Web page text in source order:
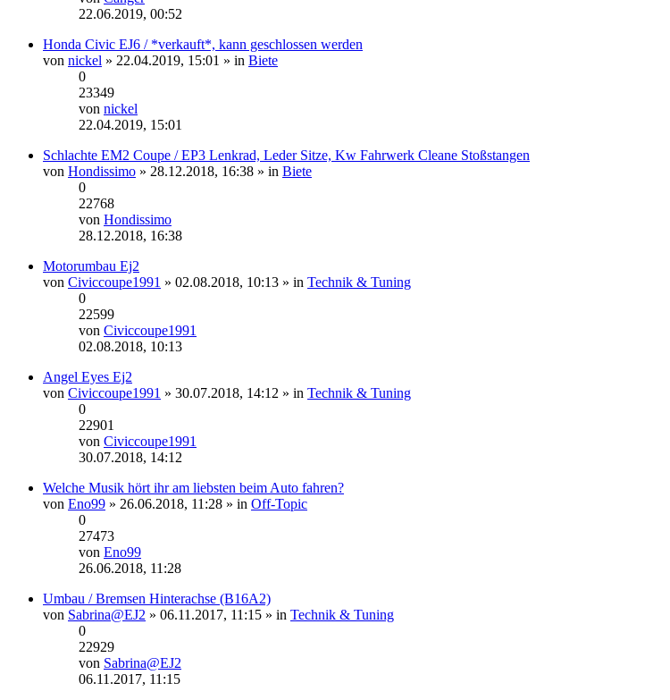
Neuester
22.06.2019, 00:52
Honda Civic EJ6 / *verkauft*, kann geschlossen werden
von nickel » 22.04.2019, 15:01 » in Biete
0
23349
von nickel
Neuester
22.04.2019, 15:01
Schlachte EM2 Coupe / EP3 Lenkrad, Leder Sitze, Kw Fahrwerk Cleane Stoßstangen
von Hondissimo » 28.12.2018, 16:38 » in Biete
0
22768
von Hondissimo
28.12.2018, 16:38
Motorumbau Ej2
von Civiccoupe1991 » 02.08.2018, 10:13 » in Technik & Tuning
0
22599
von Civiccoupe1991
02.08.2018, 10:13
Angel Eyes Ej2
von Civiccoupe1991 » 30.07.2018, 14:12 » in Technik & Tuning
0
22901
von Civiccoupe1991
30.07.2018, 14:12
Welche Musik hört ihr am liebsten beim Auto fahren?
von Eno99 » 26.06.2018, 11:28 » in Off-Topic
0
27473
von Eno99
Neuester
26.06.2018, 11:28
Umbau / Bremsen Hinterachse (B16A2)
von Sabrina@EJ2 » 06.11.2017, 11:15 » in Technik & Tuning
0
22929
von Sabrina@EJ2
06.11.2017, 11:15